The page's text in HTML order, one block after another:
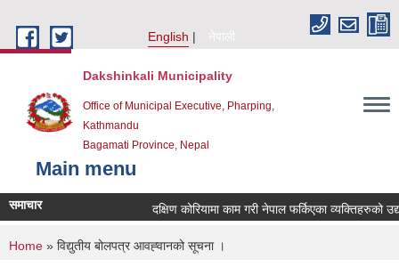
English
नेपाली
Dakshinkali Municipality
Office of Municipal Executive, Pharping,
Kathmandu
Bagamati Province, Nepal
Main menu
समाचार दक्षिण कोरियामा काम गरी नेपाल फर्किएका
You are here
Home » विद्युतीय बोलपत्र आवह्‍वानको सूचना ।